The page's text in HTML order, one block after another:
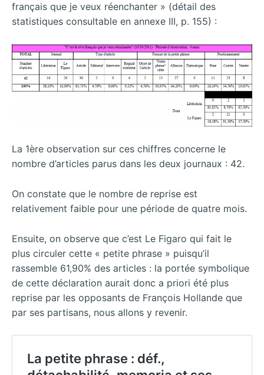
français que je veux réenchanter » (détail des
statistiques consultable en annexe III, p. 155) :
La 1ère observation sur ces chiffres concerne le
nombre d’articles parus dans les deux journaux : 42.
On constate que le nombre de reprise est
relativement faible pour une période de quatre mois.
Ensuite, on observe que c’est Le Figaro qui fait le
plus circuler cette « petite phrase » puisqu’il
rassemble 61,90% des articles : la portée symbolique
de cette déclaration aurait donc a priori été plus
reprise par les opposants de François Hollande que
par ses partisans, nous allons y revenir.